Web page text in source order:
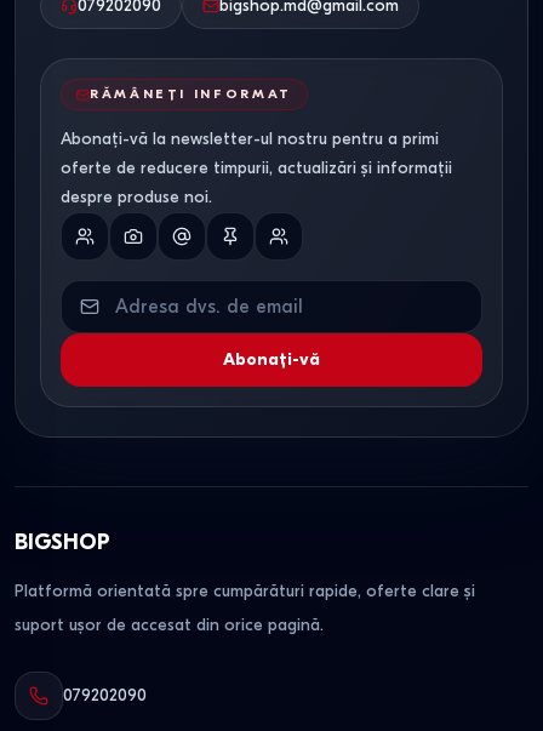
079202090 bigshop.md@gmail.com
RĂMÂNEȚI INFORMAT
Abonați-vă la newsletter-ul nostru pentru a primi
oferte de reducere timpurii, actualizări și informații
despre produse noi.
Abonați-vă
BIGSHOP
Platformă orientată spre cumpărături rapide, oferte clare și
suport ușor de accesat din orice pagină.
079202090